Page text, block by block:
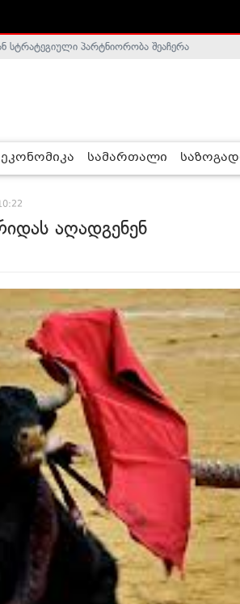
არალეგიტიმურია - ჰელსინკის
სტრატეგიული პარტნიორობა შეაჩერა
ეკონომიკა სამართალი
აღადგენენ